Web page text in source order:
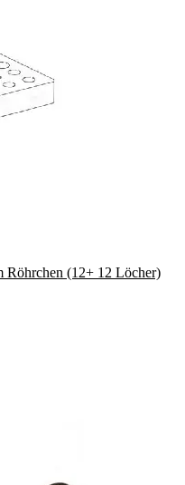
Röhrchen (12+ 12 Löcher)